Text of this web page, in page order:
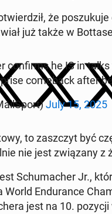
że
już także w
con­firms he IS in
co­me­back after
July 15, 2025
to za­szczyt być
nie jest zwią­za­ny
Schu­ma­cher Jr.,
En­du­ran­ce
jest na 10.